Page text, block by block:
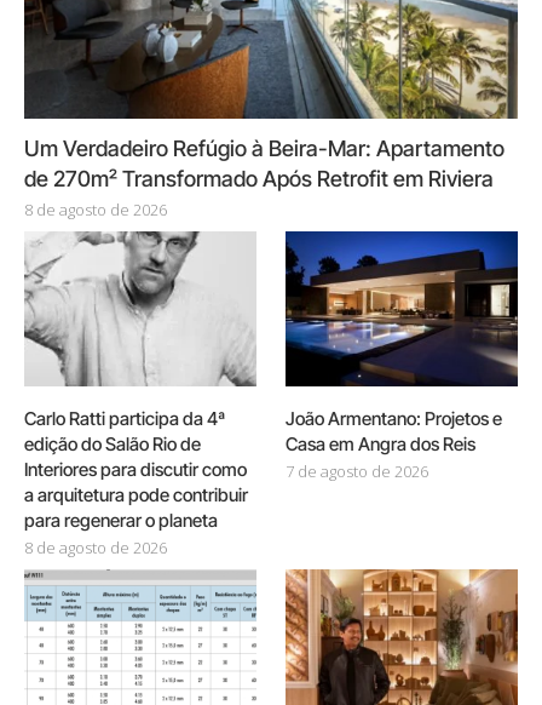
Um Verdadeiro Refúgio à Beira-Mar: Apartamento
de 270m² Transformado Após Retrofit em Riviera
8 de agosto de 2026
Carlo Ratti participa da 4ª
edição do Salão Rio de
Interiores para discutir como
a arquitetura pode contribuir
para regenerar o planeta
8 de agosto de 2026
João Armentano: Projetos e
Casa em Angra dos Reis
7 de agosto de 2026